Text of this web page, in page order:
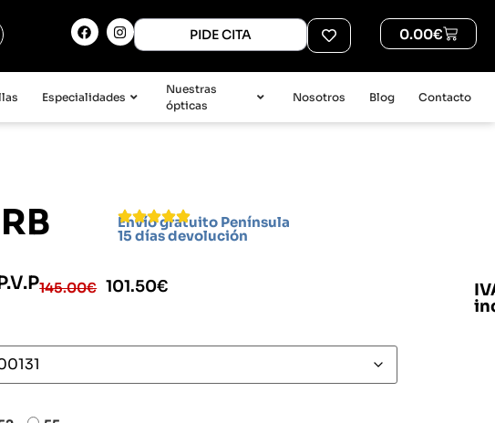
PIDE CITA 0.00€
Especialidades
Nuestras
ópticas
Nosotros Blog Contacto
Envío gratuito Península
15 días devolución
145.00€ 101.50€